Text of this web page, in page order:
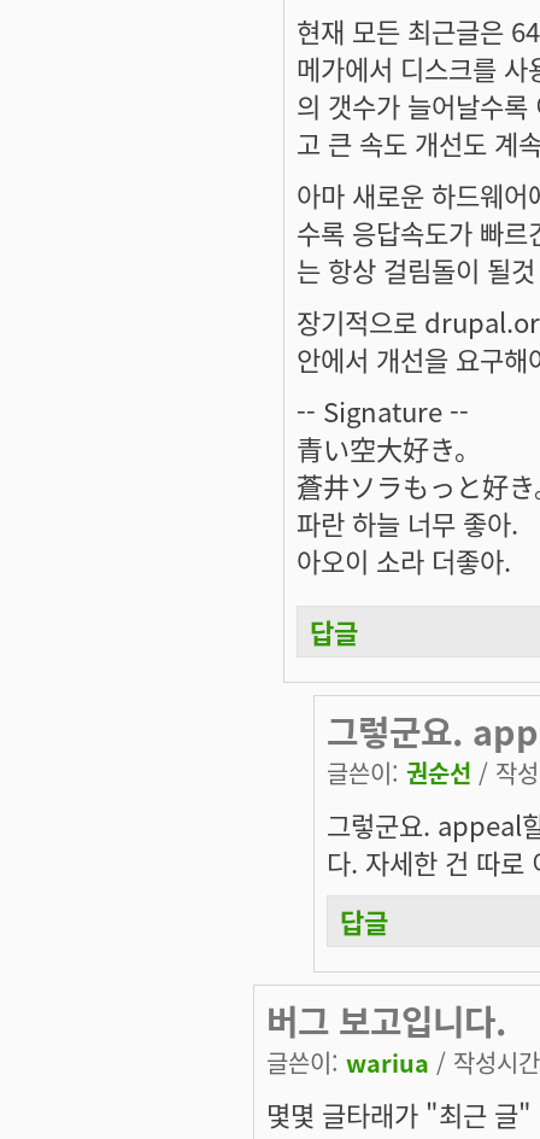
현재 모든 최근글은
메가에서 디스크를
의 갯수가 늘어날수
고 큰 속도 개선도 계
아마 새로운 하드웨
수록 응답속도가 빠
는 항상 걸림돌이 될
장기적으로
안에서 개선을 요구
-- Signature --
青い空大好き。
蒼井ソラもっと好
파란 하늘 너무 좋아.
아오이 소라 더좋아.
답글
그렇군요.
글쓴이: 권순선 / 작
그렇군요. appeal
다. 자세한 건 따
답글
버그 보고입니다.
글쓴이: wariua / 작성시
몇몇 글타래가 "최근 글